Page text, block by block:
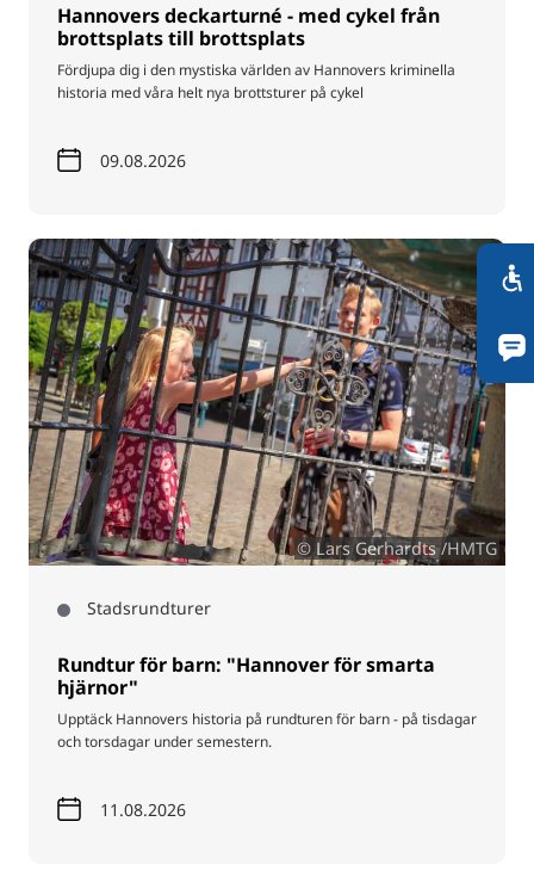
Hannovers deckarturné - med cykel från
brottsplats till brottsplats
Fördjupa dig i den mystiska världen av Hannovers kriminella
historia med våra helt nya brottsturer på cykel
09.08.2026
© Lars Gerhardts /HMTG
Stadsrundturer
Rundtur för barn: "Hannover för smarta
hjärnor"
Upptäck Hannovers historia på rundturen för barn - på tisdagar
och torsdagar under semestern.
11.08.2026